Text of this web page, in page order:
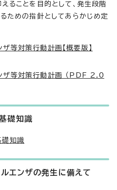
ることを目的として、発生段階
ための指針としてあらかじめ定
等対策行動計画【概要版】
ザ等対策行動計画 （PDF 2.0
礎知識
礎知識
エンザの発生に備えて